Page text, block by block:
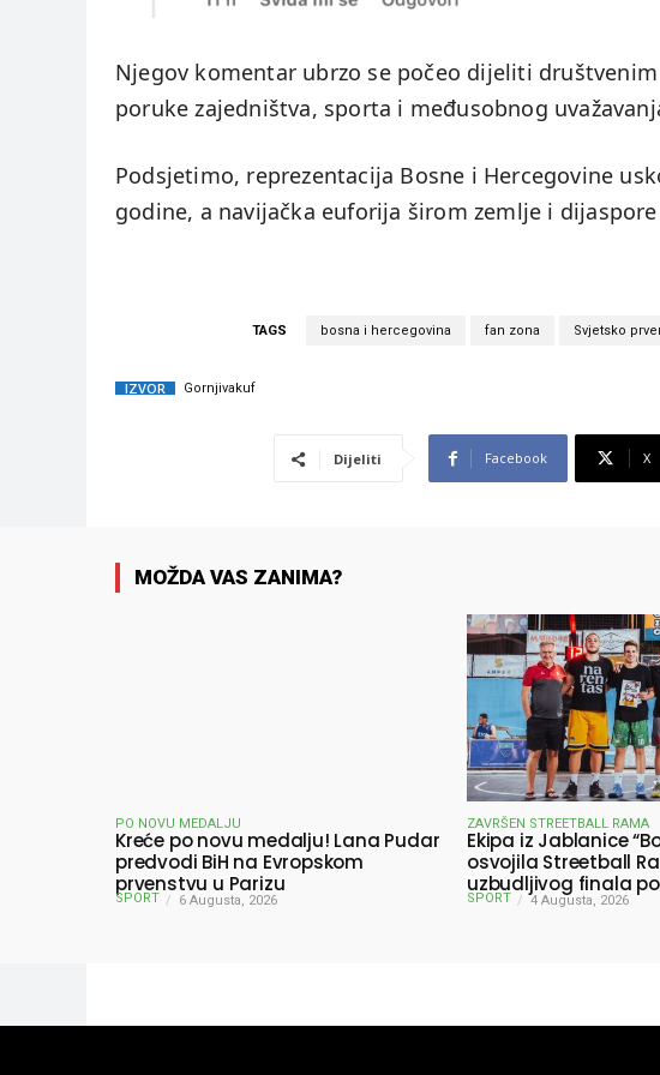
Njegov komentar ubrzo se počeo dijeliti
poruke zajedništva, sporta i međusobnog
Podsjetimo, reprezentacija Bosne i Hercegovine
godine, a navijačka euforija širom zemlje i
TAGS bosna i hercegovina fan zona Svjetsko
IZVOR Gornjivakuf
Dijeliti Facebook X
MOŽDA VAS ZANIMA?
PO NOVU MEDALJU
Kreće po novu medalju! Lana Pudar
predvodi BiH na Evropskom
prvenstvu u Parizu
SPORT 6 Augusta, 2026
ZAVRŠEN STREETBALL RAMA
Ekipa iz Jablanice
osvojila Streetball
uzbudljivog finala
pobjednici turnira
SPORT 4 Augusta, 2026